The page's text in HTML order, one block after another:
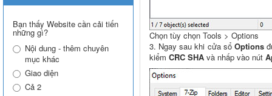
Chọn tùy chọn Tools > Options
3. Ngay sau khi cửa sổ Options
kiểm CRC SHA và nhấp vào nút
Bạn thấy Website cần cải tiến
những gì?
Nội dung - thêm chuyên
mục khác
Giao diện
Cả 2